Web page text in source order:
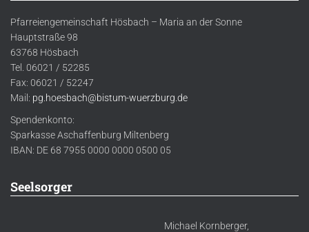
Pfarreiengemeinschaft Hösbach – Maria an der Sonne
Hauptstraße 98
63768 Hösbach
Tel. 06021 / 52285
Fax: 06021 / 52247
Mail: pg.hoesbach@bistum-wuerzburg.de
Spendenkonto:
Sparkasse Aschaffenburg Miltenberg
IBAN: DE 68 7955 0000 0000 0500 05
Seelsorger
Michael Kornberger,